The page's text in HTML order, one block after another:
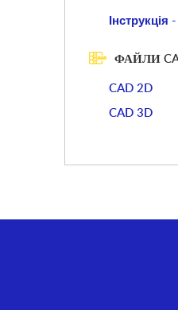
ФАЙЛИ
CAD 2D
CAD 3D